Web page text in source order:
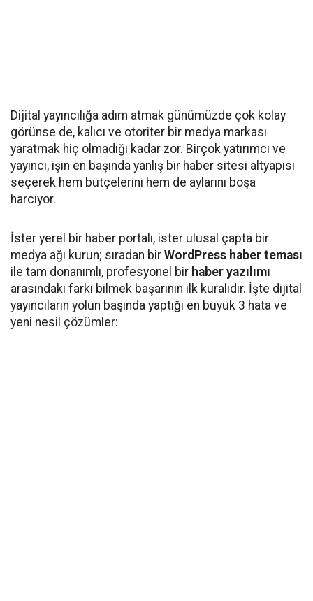
Dijital yayıncılığa adım atmak günümüzde çok kolay
görünse de, kalıcı ve otoriter bir medya markası
yaratmak hiç olmadığı kadar zor. Birçok yatırımcı ve
yayıncı, işin en başında yanlış bir haber sitesi altyapısı
seçerek hem bütçelerini hem de aylarını boşa
harcıyor.
İster yerel bir haber portalı, ister ulusal çapta bir
medya ağı kurun; sıradan bir WordPress haber teması
ile tam donanımlı, profesyonel bir haber yazılımı
arasındaki farkı bilmek başarının ilk kuralıdır. İşte dijital
yayıncıların yolun başında yaptığı en büyük 3 hata ve
yeni nesil çözümler: